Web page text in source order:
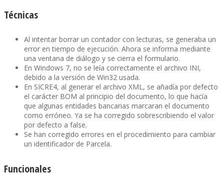
Técnicas
Al intentar borrar un contador con lecturas, se generaba un
error en tiempo de ejecución. Ahora se informa mediante
una ventana de diálogo y se cierra el formulario.
En Windows 7, no se leía correctamente el archivo INI,
debido a la versión de Win32 usada.
En SICRE4, al generar el archivo XML, se añadía por defecto
el carácter BOM al principio del documento, lo que hacía
que algunas entidades bancarias marcaran el documento
como erróneo. Ya se ha corregido sobrescribiendo el valor
por defecto a false.
Se han corregido errores en el procedimiento para cambiar
un identificador de Parcela.
Funcionales